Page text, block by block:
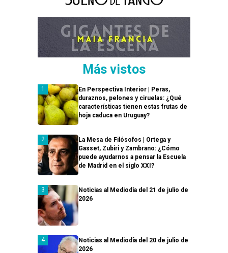
Más vistos
En Perspectiva Interior | Peras,
duraznos, pelones y ciruelas: ¿Qué
características tienen estas frutas de
hoja caduca en Uruguay?
La Mesa de Filósofos | Ortega y
Gasset, Zubiri y Zambrano: ¿Cómo
puede ayudarnos a pensar la Escuela
de Madrid en el siglo XXI?
Noticias al Mediodía del 21 de julio de
2026
Noticias al Mediodía del 20 de julio de
2026